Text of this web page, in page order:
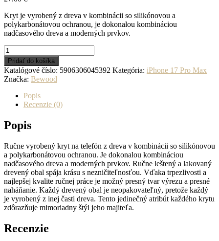
Kryt je vyrobený z dreva v kombinácii so silikónovou a
polykarbonátovou ochranou, je dokonalou kombináciou
nadčasového dreva a moderných prvkov.
množstvo
Drevený
kryt
na
iPhone
Lapač
snov
Pridať do košíka
Katalógové číslo: 5906306045392 Kategória: iPhone 17 Pro Max
Značka: Bewood
Popis
Recenzie (0)
Popis
Ručne vyrobený kryt na telefón z dreva v kombinácii so silikónovou
a polykarbonátovou ochranou. Je dokonalou kombináciou
nadčasového dreva a moderných prvkov. Ručne leštený a lakovaný
drevený obal spája krásu s nezničiteľnosťou. Vďaka trpezlivosti a
najlepšej kvalite ručnej práce je možný presný tvar výrezu a presné
naháňanie. Každý drevený obal je neopakovateľný, pretože každý
je vyrobený z inej časti dreva. Tento jedinečný atribút každého krytu
zdôrazňuje mimoriadny štýl jeho majiteľa.
Recenzie